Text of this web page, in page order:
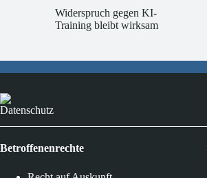
Widerspruch gegen KI-
Training bleibt wirksam
Datenschutz
Betroffenenrechte